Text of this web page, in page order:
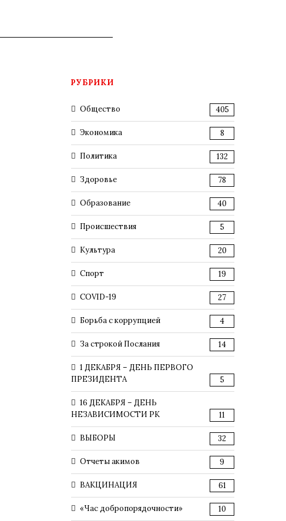
РУБРИКИ
Общество 405
Экономика 8
Политика 132
Здоровье 78
Образование 40
Происшествия 5
Культура 20
Спорт 19
COVID-19 27
Борьба с коррупцией 4
За строкой Послания 14
1 ДЕКАБРЯ – ДЕНЬ ПЕРВОГО
ПРЕЗИДЕНТА
5
16 ДЕКАБРЯ – ДЕНЬ
НЕЗАВИСИМОСТИ РК
11
ВЫБОРЫ 32
Отчеты акимов 9
ВАКЦИНАЦИЯ 61
«Час добропорядочности» 10